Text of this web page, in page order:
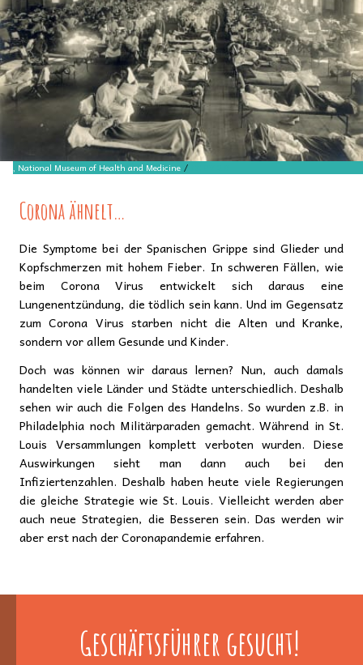
National Museum of Health and Medicine /
Corona ähnelt…
Die Symptome bei der Spanischen Grippe sind Glieder und
Kopfschmerzen mit hohem Fieber. In schweren Fällen, wie
beim Corona Virus entwickelt sich daraus eine
Lungenentzündung, die tödlich sein kann. Und im Gegensatz
zum Corona Virus starben nicht die Alten und Kranke,
sondern vor allem Gesunde und Kinder.
Doch was können wir daraus lernen? Nun, auch damals
handelten viele Länder und Städte unterschiedlich. Deshalb
sehen wir auch die Folgen des Handelns. So wurden z.B. in
Philadelphia noch Militärparaden gemacht. Während in St.
Louis Versammlungen komplett verboten wurden. Diese
Auswirkungen sieht man dann auch bei den
Infiziertenzahlen. Deshalb haben heute viele Regierungen
die gleiche Strategie wie St. Louis. Vielleicht werden aber
auch neue Strategien, die Besseren sein. Das werden wir
aber erst nach der Coronapandemie erfahren.
Geschäftsführer gesucht!